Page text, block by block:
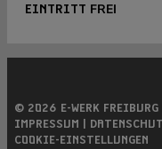
EINTRITT FREI
© 2026 E-WERK FREIBURG
IMPRESSUM |
COOKIE-EINSTELLUNGEN